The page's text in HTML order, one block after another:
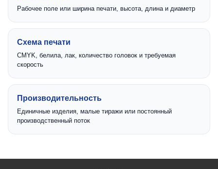
Рабочее поле или ширина печати, высота, длина и диаметр
Схема печати
CMYK, белила, лак, количество головок и требуемая
скорость
Производительность
Единичные изделия, малые тиражи или постоянный
производственный поток